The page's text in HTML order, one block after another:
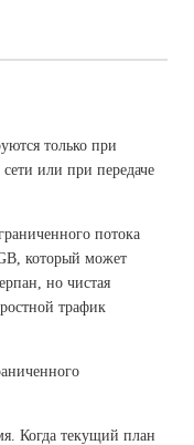
только при
или при передаче
потока
который может
но чистая
трафик
Когда текущий план